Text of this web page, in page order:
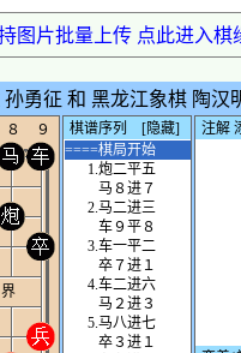
图片批量上传 点此进入棋